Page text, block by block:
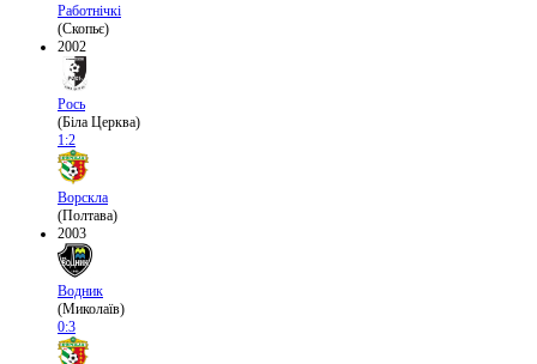
Работнічкі
(Скопьє)
2002
Рось
(Біла Церква)
1:2
Ворскла
(Полтава)
2003
Водник
(Миколаїв)
0:3